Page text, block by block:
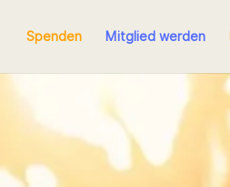
Spenden Mitglied werden